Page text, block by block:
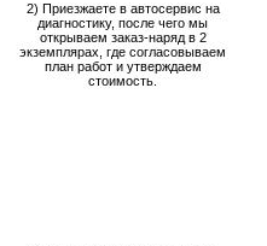
2) Приезжаете в автосервис на
диагностику, после чего мы
открываем заказ-наряд в 2
экземплярах, где согласовываем
план работ и утверждаем
стоимость.